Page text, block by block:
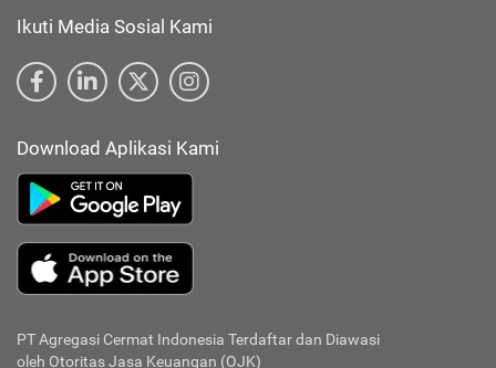
Ikuti Media Sosial Kami
Download Aplikasi Kami
PT Agregasi Cermat Indonesia Terdaftar dan Diawasi
oleh Otoritas Jasa Keuangan (OJK)